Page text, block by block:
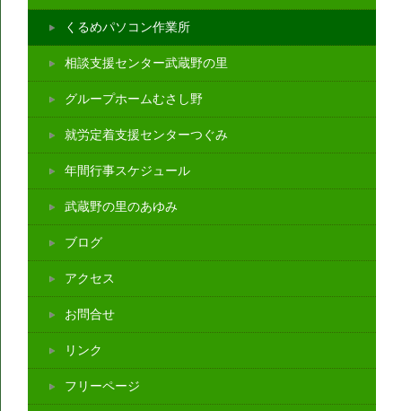
くるめパソコン作業所
相談支援センター武蔵野の里
グループホームむさし野
就労定着支援センターつぐみ
年間行事スケジュール
武蔵野の里のあゆみ
ブログ
アクセス
お問合せ
リンク
フリーページ